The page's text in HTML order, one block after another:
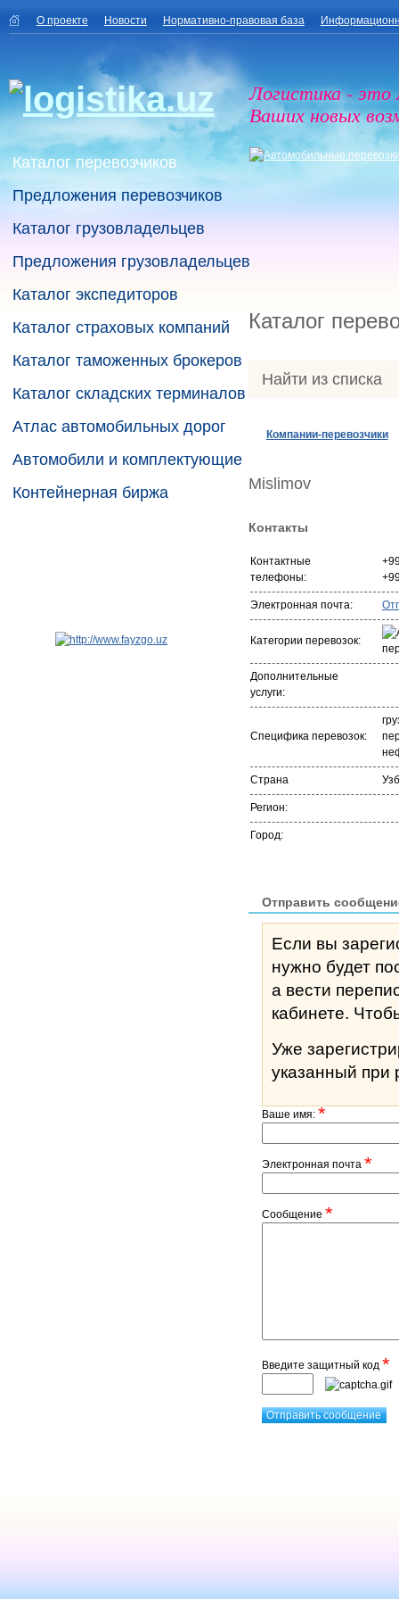
О проекте Новости Нормативно-правовая база
Логистика - это
Ваших новых
Каталог перевозчиков
Предложения перевозчиков
Каталог грузовладельцев
Предложения грузовладельцев
Каталог экспедиторов
Каталог страховых компаний
Каталог таможенных брокеров
Каталог складских терминалов
Атлас автомобильных дорог
Автомобили и комплектующие
Контейнерная биржа
Каталог
Найти из списка
Компании-перевозчики
Mislimov
Контакты
Контактные
телефоны:
Электронная почта:
Категории перевозок:
Дополнительные
услуги:
Специфика перевозок:
Страна
Регион:
Город:
Отправить
Если вы
нужно будет
а вести
Уже
указанный при
Ваше имя:*
Электронная почта *
Сообщение *
Введите защитный код *